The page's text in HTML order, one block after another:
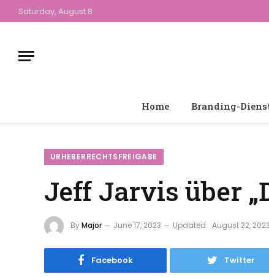
Saturday, August 8
Home Branding-
URHEBERRECHTSFREIGABE
Jeff Jarvis über
ByMajor June 17, 2023 Updated: August 22, 2023
Facebook Twitter